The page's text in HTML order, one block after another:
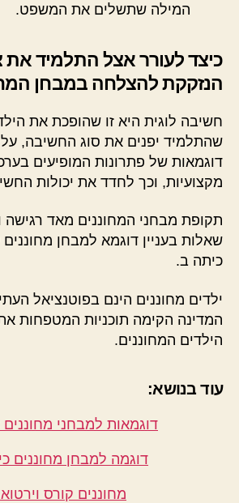
המילה שתשלים את המשפט.
כיצד לעורר אצל התלמיד
הנזקקת להצלחה במבחן
חשיבה לוגית היא זו שהופכת את
שהתלמיד יפנים את סוג החשיבה,
דוגמאות של פתרונות המופיעים
מקצועיות, וכך לחדד את יכולות
תקופת מבחני המחוננים מאד רגישה
שאלות בעניין דוגמא למבחן
כיתה ב.
ילדים מחוננים הינם בפוטנציאל
המדינה הקימה תוכניות המטפחות
הילדים המחוננים.
עוד בנושא:
דוגמאות למבחני
דוגמה למבחן מחוננים
מחוננים קורס